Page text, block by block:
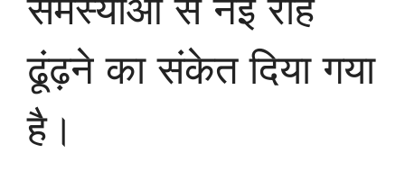
समस्याओं से नई राहें
ढूंढ़ने का संकेत दिया गया
है।